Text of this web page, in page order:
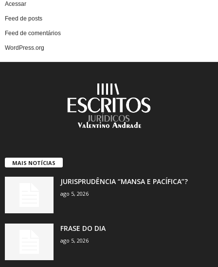
Acessar
Feed de posts
Feed de comentários
WordPress.org
MAIS NOTÍCIAS
JURISPRUDÊNCIA “MANSA E PACÍFICA”?
ago 5, 2026
FRASE DO DIA
ago 5, 2026